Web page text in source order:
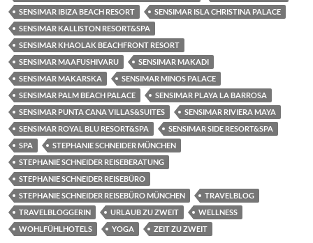
SENSIMAR IBIZA BEACH RESORT
SENSIMAR ISLA CHRISTINA PALACE
SENSIMAR KALLISTON RESORT&SPA
SENSIMAR KHAOLAK BEACHFRONT RESORT
SENSIMAR MAAFUSHIVARU
SENSIMAR MAKADI
SENSIMAR MAKARSKA
SENSIMAR MINOS PALACE
SENSIMAR PALM BEACH PALACE
SENSIMAR PLAYA LA BARROSA
SENSIMAR PUNTA CANA VILLAS&SUITES
SENSIMAR RIVIERA MAYA
SENSIMAR ROYAL BLU RESORT&SPA
SENSIMAR SIDE RESORT&SPA
SPA
STEPHANIE SCHNEIDER MÜNCHEN
STEPHANIE SCHNEIDER REISEBERATUNG
STEPHANIE SCHNEIDER REISEBÜRO
STEPHANIE SCHNEIDER REISEBÜRO MÜNCHEN
TRAVELBLOG
TRAVELBLOGGERIN
URLAUB ZU ZWEIT
WELLNESS
WOHLFÜHLHOTELS
YOGA ZEIT ZU ZWEIT